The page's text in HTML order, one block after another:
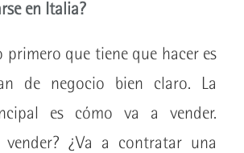
en Italia?
primero que tiene que hacer es
de negocio bien claro. La
es cómo va a vender.
¿Va a contratar una